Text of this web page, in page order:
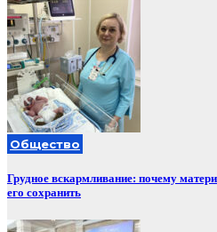
Общество
Грудное вскармливание: почему
его сохранить